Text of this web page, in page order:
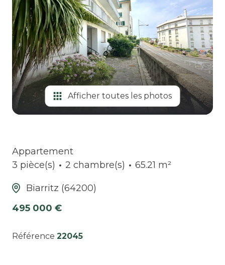
Afficher toutes les photos
Appartement
3 pièce(s)
2 chambre(s) 65.21 m²
Biarritz (64200)
495 000 €
Référence 22045